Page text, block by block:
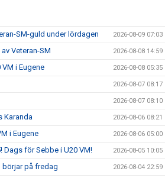
SM-guld under lördagen 2026-08-09 07:03
Veteran-SM 2026-08-08 14:59
i Eugene 2026-08-08 05:35
2026-08-07 08:17
2026-08-07 08:10
Karanda 2026-08-06 08:21
i Eugene 2026-08-06 05:00
Dags för Sebbe i U20 VM! 2026-08-05 10:05
börjar på fredag 2026-08-04 22:59